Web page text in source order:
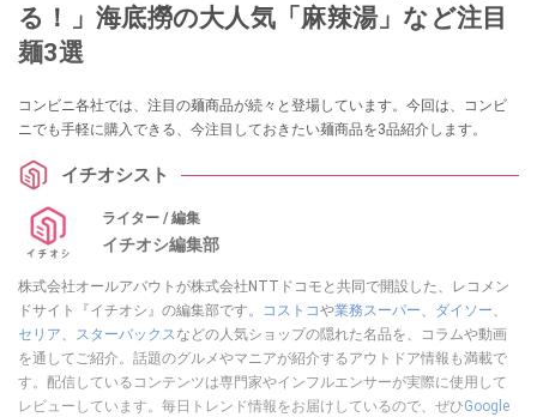
る！」海底撈の大人気「麻辣湯」など注目
麺3選
コンビニ各社では、注目の麺商品が続々と登場しています。今回は、コンビ
ニでも手軽に購入できる、今注目しておきたい麺商品を3品紹介します。
イチオシスト
ライター / 編集
イチオシ編集部
株式会社オールアバウトが株式会社NTTドコモと共同で開設した、レコメン
ドサイト『イチオシ』の編集部です。
コストコや業務スーパー、 ダイソー、
セリア、 スターバックスなどの人気ショップの隠れた名品を、コラムや動画
を通してご紹介。話題のグルメやマニアが紹介するアウトドア情報も満載で
す。配信しているコンテンツは専門家やインフルエンサーが実際に使用して
レビューしています。毎日トレンド情報をお届けしているので、ぜひGoogle